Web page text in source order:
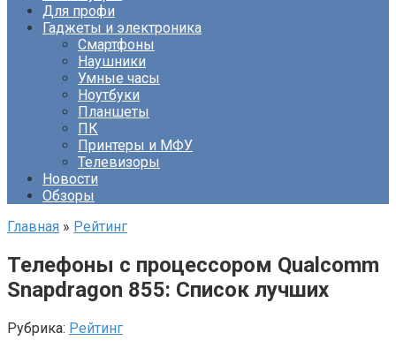
Для профи
Гаджеты и электроника
Смартфоны
Наушники
Умные часы
Ноутбуки
Планшеты
ПК
Принтеры и МФУ
Телевизоры
Новости
Обзоры
Главная » Рейтинг
Телефоны с процессором Qualcomm
Snapdragon 855: Список лучших
Рубрика: Рейтинг